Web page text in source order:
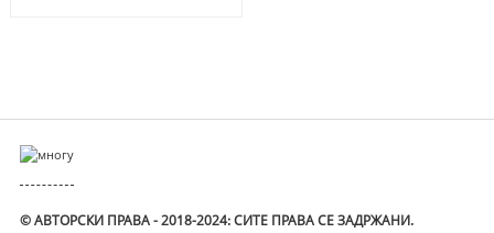
© АВТОРСКИ ПРАВА - 2018-2024: СИТЕ ПРАВА СЕ ЗАДРЖАНИ.